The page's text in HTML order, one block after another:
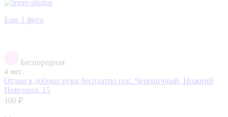
Еще 1 фото
Беспородная
4 мес.
Отдам в добрые руки бесплатно пос. Черепичный, Нижний
Новгород, 15
100 ₽